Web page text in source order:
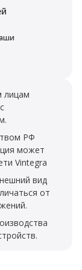
лицам
РФ
может
Vintegra
вид
от